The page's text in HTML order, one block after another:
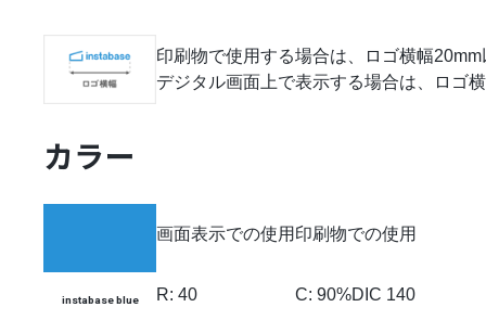
印刷物で使用する場合は、ロゴ横幅20mm
デジタル画面上で表示する場合は、ロゴ
カラー
instabase blue
画面表示での使用
R: 40
印刷物での使用
C: 90%DIC 140